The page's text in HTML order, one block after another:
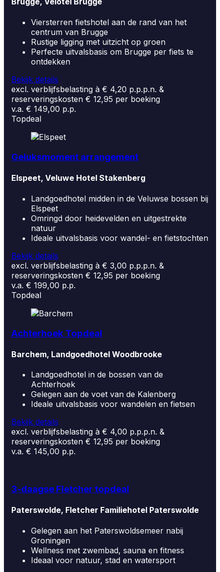
Viersterren fietshotel aan de rand van het
centrum van Brugge
Rustige ligging met uitzicht op groen
Perfecte uitvalsbasis om Brugge per fiets te
ontdekken
Bekijk details
excl. verblijfsbelasting à € 4,20 p.p.p.n. &
reserveringskosten € 12,95 per boeking
v.a. € 149,00 p.p.
Topdeal
Geluksmoment arrangement
Elspeet, Veluwe Hotel Stakenberg
Landgoedhotel midden in de Veluwse bossen bij
Elspeet
Omringd door heidevelden en uitgestrekte
natuur
Ideale uitvalsbasis voor wandel- en fietstochten
Bekijk details
excl. verblijfsbelasting à € 3,00 p.p.p.n. &
reserveringskosten € 12,95 per boeking
v.a. € 199,00 p.p.
Topdeal
Achterhoek Topdeal
Barchem, Landgoedhotel Woodbrooke
Landgoedhotel in de bossen van de
Achterhoek
Gelegen aan de voet van de Kalenberg
Ideale uitvalsbasis voor wandelen en fietsen
Bekijk details
excl. verblijfsbelasting à € 4,00 p.p.p.n. &
reserveringskosten € 12,95 per boeking
v.a. € 145,00 p.p.
3-daagse Fletcher topdeal
Paterswolde, Fletcher Familiehotel Paterswolde
Gelegen aan het Paterswoldsemeer nabij
Groningen
Wellness met zwembad, sauna en fitness
Ideaal voor natuur, stad en watersport